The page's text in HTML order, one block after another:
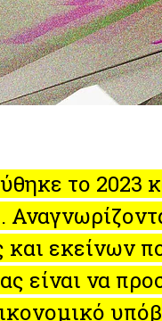
το 2023
εκείνων
είναι να